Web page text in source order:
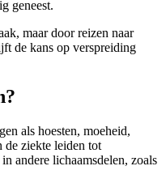
geneest.
maar door reizen naar
de kans op verspreiding
als hoesten, moeheid,
de ziekte leiden tot
andere lichaamsdelen, zoals